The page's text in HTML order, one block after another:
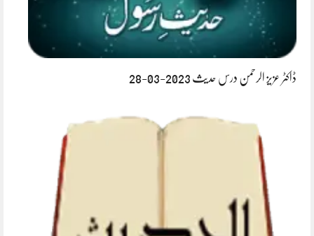
ڈاکٹر عزیز الرحمن درس حدیث 2023-03-28